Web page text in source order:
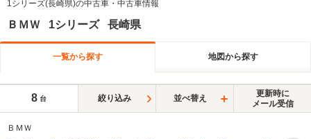
1シリーズ(長崎県)の中古車・中古車情報
ＢＭＷ 1シリーズ 長崎県
一覧から探す 地図から探す
8 台 絞り込み 並べ替え
更新時に
メール受信
ＢＭＷ